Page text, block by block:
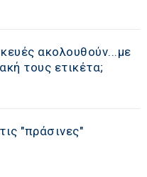
ακολουθούν...με
τους ετικέτα;
"πράσινες"